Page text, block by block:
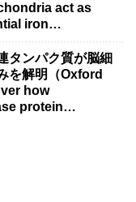
act as
iron
タンパク質が脳細
を解明（Oxford
how
protein